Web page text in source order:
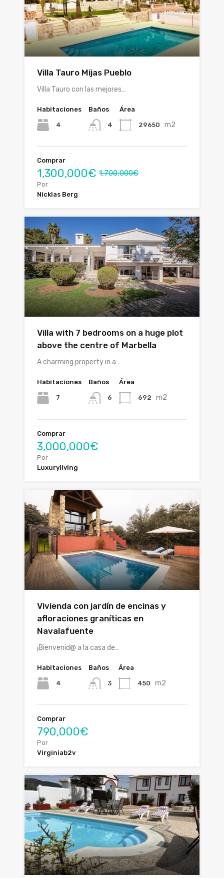
Villa Tauro Mijas Pueblo
Villa Tauro con las mejores…
Habitaciones
4
Baños
4
Área
29650 m2
Comprar
1,300,000€ 1,700,000€
Por
Nicklas Berg
Villa with 7 bedrooms on a huge plot
above the centre of Marbella
A charming property in a…
Habitaciones
7
Baños
6
Área
692 m2
Comprar
3,000,000€
Por
Luxuryliving
Vivienda con jardín de encinas y
afloraciones graníticas en
Navalafuente
¡Bienvenid@ a la casa de…
Habitaciones
4
Baños
3
Área
450 m2
Comprar
790,000€
Por
Virginiab2v